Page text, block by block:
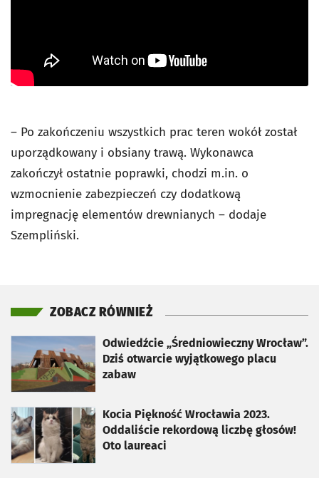
– Po zakończeniu wszystkich prac teren wokół został
uporządkowany i obsiany trawą. Wykonawca
zakończył ostatnie poprawki, chodzi m.in. o
wzmocnienie zabezpieczeń czy dodatkową
impregnację elementów drewnianych – dodaje
Szempliński.
ZOBACZ RÓWNIEŻ
Odwiedźcie „Średniowieczny Wrocław”.
Dziś otwarcie wyjątkowego placu
zabaw
otworzy się w nowej karcie
Kocia Piękność Wrocławia 2023.
Oddaliście rekordową liczbę głosów!
Oto laureaci
otworzy się w nowej karcie